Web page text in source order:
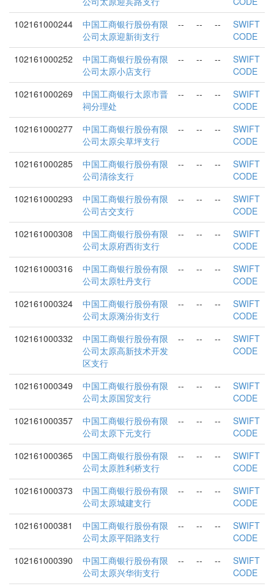
102161000244
中国工商银行股份有限
公司太原迎新街支行
-- -- --
SWIFT
CODE
102161000252
中国工商银行股份有限
公司太原小店支行
-- -- --
SWIFT
CODE
102161000269
中国工商银行太原市晋
祠分理处
-- -- --
SWIFT
CODE
102161000277
中国工商银行股份有限
公司太原尖草坪支行
-- -- --
SWIFT
CODE
102161000285
中国工商银行股份有限
公司清徐支行
-- -- --
SWIFT
CODE
102161000293
中国工商银行股份有限
公司古交支行
-- -- --
SWIFT
CODE
102161000308
中国工商银行股份有限
公司太原府西街支行
-- -- --
SWIFT
CODE
102161000316
中国工商银行股份有限
公司太原牡丹支行
-- -- --
SWIFT
CODE
102161000324
中国工商银行股份有限
公司太原漪汾街支行
-- -- --
SWIFT
CODE
102161000332
中国工商银行股份有限
公司太原高新技术开发
区支行
-- -- --
SWIFT
CODE
102161000349
中国工商银行股份有限
公司太原国贸支行
-- -- --
SWIFT
CODE
102161000357
中国工商银行股份有限
公司太原下元支行
-- -- --
SWIFT
CODE
102161000365
中国工商银行股份有限
公司太原胜利桥支行
-- -- --
SWIFT
CODE
102161000373
中国工商银行股份有限
公司太原城建支行
-- -- --
SWIFT
CODE
102161000381
中国工商银行股份有限
公司太原平阳路支行
-- -- --
SWIFT
CODE
102161000390
中国工商银行股份有限
公司太原兴华街支行
-- -- --
SWIFT
CODE